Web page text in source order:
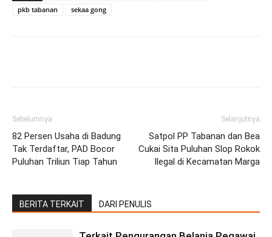
pkb tabanan
sekaa gong
Sebelumnya
82 Persen Usaha di Badung
Tak Terdaftar, PAD Bocor
Puluhan Triliun Tiap Tahun
Selanjutnya
Satpol PP Tabanan dan Bea
Cukai Sita Puluhan Slop Rokok
Ilegal di Kecamatan Marga
BERITA TERKAIT DARI PENULIS